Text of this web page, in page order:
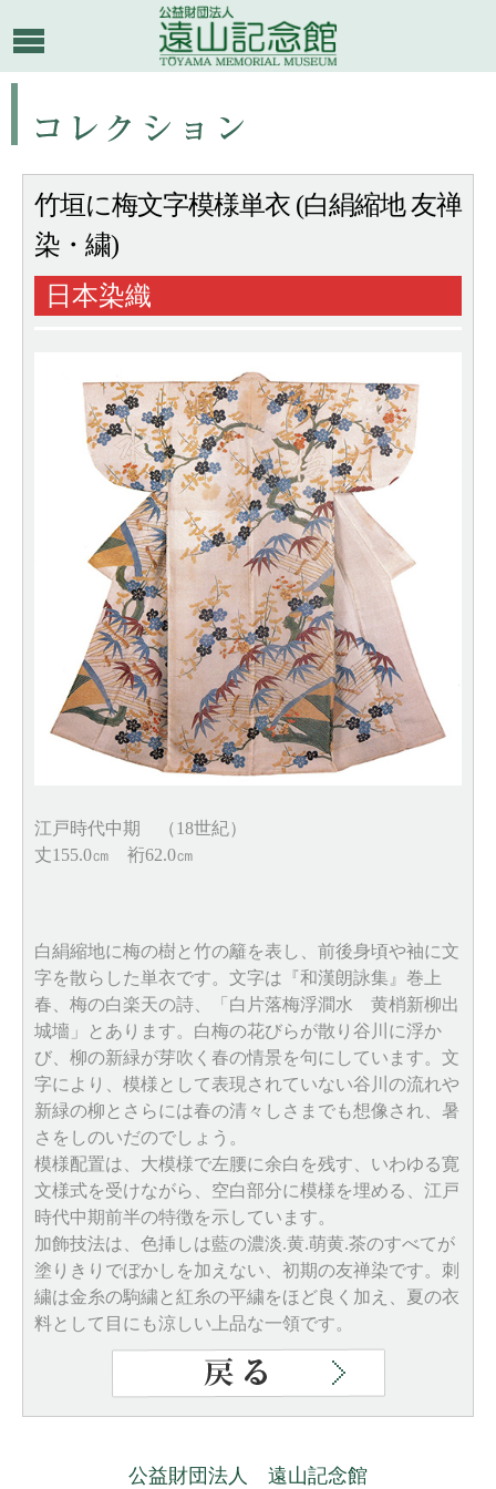
竹垣に梅文字模様単衣 (白絹縮地 友禅
染・繍)
日本染織
江戸時代中期 （18世紀）
丈155.0㎝ 裄62.0㎝
白絹縮地に梅の樹と竹の籬を表し、前後身頃や袖に文
字を散らした単衣です。文字は『和漢朗詠集』巻上
春、梅の白楽天の詩、「白片落梅浮澗水 黄梢新柳出
城墻」とあります。白梅の花びらが散り谷川に浮か
び、柳の新緑が芽吹く春の情景を句にしています。文
字により、模様として表現されていない谷川の流れや
新緑の柳とさらには春の清々しさまでも想像され、暑
さをしのいだのでしょう。
模様配置は、大模様で左腰に余白を残す、いわゆる寛
文様式を受けながら、空白部分に模様を埋める、江戸
時代中期前半の特徴を示しています。
加飾技法は、色挿しは藍の濃淡.黄.萌黄.茶のすべてが
塗りきりでぼかしを加えない、初期の友禅染です。刺
繍は金糸の駒繍と紅糸の平繍をほど良く加え、夏の衣
料として目にも涼しい上品な一領です。
公益財団法人 遠山記念館